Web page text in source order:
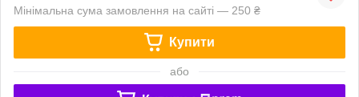
Мінімальна сума замовлення на сайті — 250 ₴
Купити
або